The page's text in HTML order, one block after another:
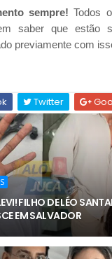
sempre! Todos
saber que estão
previamente com
Twitter
FILHO DE LÉO
EM SALVADOR